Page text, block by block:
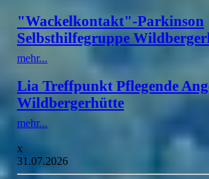
"Wackelkontakt"-Parkinson
Selbsthilfegruppe
mehr...
Lia Treffpunkt Pflegende
Wildbergerhütte
mehr...
x
31.07.2026